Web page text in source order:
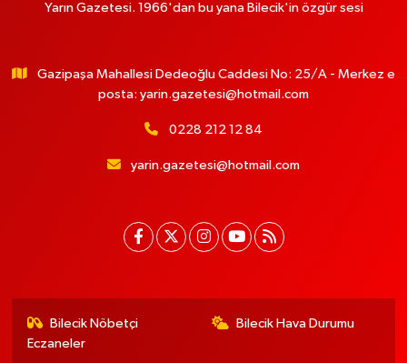
Yarın Gazetesi. 1966'dan bu yana Bilecik'in özgür sesi
Gazipaşa Mahallesi Dedeoğlu Caddesi No: 25/A - Merkez e
posta: yarin.gazetesi@hotmail.com
0228 212 12 84
yarin.gazetesi@hotmail.com
Bilecik Nöbetçi
Eczaneler
Bilecik Hava Durumu